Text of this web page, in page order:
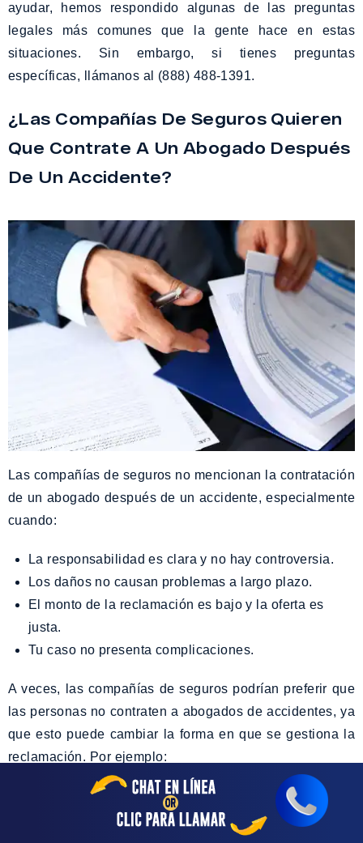
ayudar, hemos respondido algunas de las preguntas
legales más comunes que la gente hace en estas
situaciones. Sin embargo, si tienes preguntas
específicas, llámanos al (888) 488-1391.
¿Las Compañías De Seguros Quieren
Que Contrate A Un Abogado Después
De Un Accidente?
Las compañías de seguros no mencionan la contratación
de un abogado después de un accidente, especialmente
cuando:
La responsabilidad es clara y no hay controversia.
Los daños no causan problemas a largo plazo.
El monto de la reclamación es bajo y la oferta es
justa.
Tu caso no presenta complicaciones.
A veces, las compañías de seguros podrían preferir que
las personas no contraten a abogados de accidentes, ya
que esto puede cambiar la forma en que se gestiona la
reclamación. Por ejemplo:
detallada de la reclamación.